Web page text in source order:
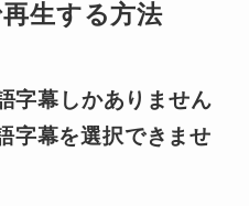
生する方法
字幕しかありません
字幕を選択できませ